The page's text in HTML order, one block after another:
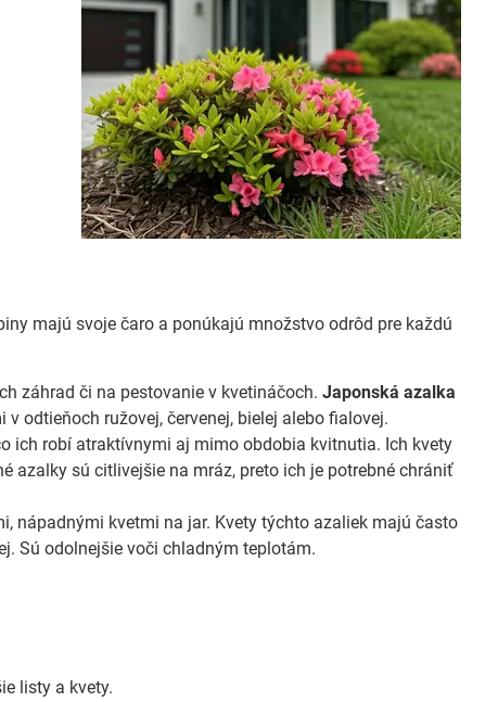
majú svoje čaro a ponúkajú množstvo odrôd pre každú
záhrad či na pestovanie v kvetináčoch.Japonská azalka
odtieňoch ružovej, červenej, bielej alebo fialovej.
ich robí atraktívnymi aj mimo obdobia kvitnutia. Ich kvety
azalky sú citlivejšie na mráz, preto ich je potrebné chrániť
nápadnými kvetmi na jar. Kvety týchto azaliek majú často
Sú odolnejšie voči chladným teplotám.
listy a kvety.